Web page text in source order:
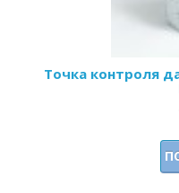
Точка контроля